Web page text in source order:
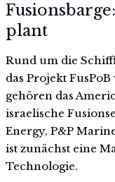
plant
Rund um die
das Projekt
gehören das
israelische
Energy, P&P
ist zunächst eine
Technologie.